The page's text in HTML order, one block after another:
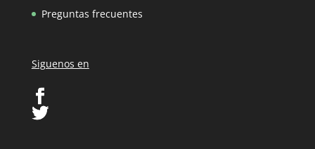
Preguntas frecuentes
Siguenos en